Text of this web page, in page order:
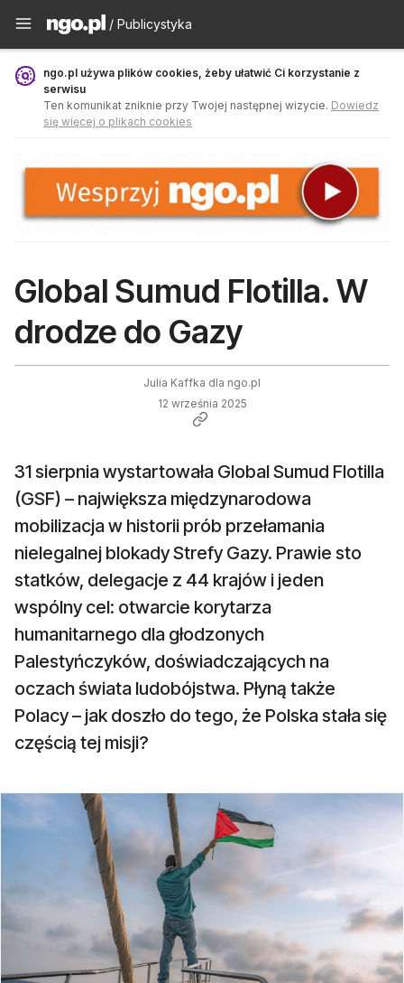
Publicystyka - ngo.pl
/ Publicystyka
ngo.pl używa plików cookies, żeby ułatwić Ci korzystanie z
serwisu
Ten komunikat zniknie przy Twojej następnej wizycie. Dowiedz
się więcej o plikach cookies
Global Sumud Flotilla. W
drodze do Gazy
Julia Kaffka dla ngo.pl
12 września 2025
31 sierpnia wystartowała Global Sumud Flotilla
(GSF) – największa międzynarodowa
mobilizacja w historii prób przełamania
nielegalnej blokady Strefy Gazy. Prawie sto
statków, delegacje z 44 krajów i jeden
wspólny cel: otwarcie korytarza
humanitarnego dla głodzonych
Palestyńczyków, doświadczających na
oczach świata ludobójstwa. Płyną także
Polacy – jak doszło do tego, że Polska stała się
częścią tej misji?